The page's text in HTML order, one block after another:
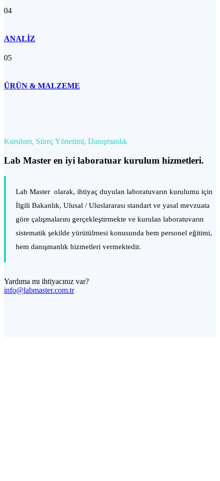
04
ANALİZ
05
ÜRÜN & MALZEME
Kurulum, Süreç Yönetimi, Danışmanlık
Lab Master en iyi laboratuar kurulum hizmetleri.
Lab Master olarak, ihtiyaç duyulan laboratuvarın kurulumu için
İlgili Bakanlık, Ulusal / Uluslararası standart ve yasal mevzuata
göre çalışmalarını gerçekleştirmekte ve kurulan laboratuvarın
sistematik şekilde yürütülmesi konusunda hem personel eğitimi,
hem danışmanlık hizmetleri vermektedir.
Yardıma mı ihtiyacınız var?
info@labmaster.com.tr